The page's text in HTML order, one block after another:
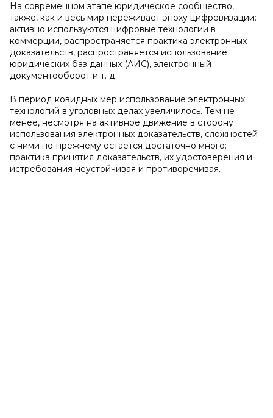
На современном этапе юридическое сообщество,
также, как и весь мир переживает эпоху цифровизации:
активно используются цифровые технологии в
коммерции, распространяется практика электронных
доказательств, распространяется использование
юридических баз данных (АИС), электронный
документооборот и т. д.
В период ковидных мер использование электронных
технологий в уголовных делах увеличилось. Тем не
менее, несмотря на активное движение в сторону
использования электронных доказательств, сложностей
с ними по-прежнему остается достаточно много:
практика принятия доказательств, их удостоверения и
истребования неустойчивая и противоречивая.